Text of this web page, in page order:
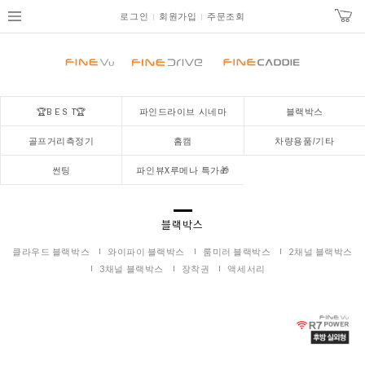
로그인 회원가입 주문조회
🏆B E S T🏆 파인드라이브 시네마 블랙박스
골프거리측정기 홈캠 차량용품/기타
썬팅 파인뷰X루메나 특가🎁
블랙박스
클라우드 블랙박스 와이파이 블랙박스 룸미러 블랙박스
2채널 블랙박스
3채널 블랙박스
장착권 액세서리